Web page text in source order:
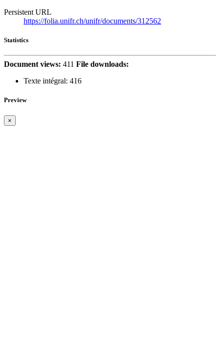
Persistent URL
https://folia.unifr.ch/unifr/documents/312562
Statistics
Document views: 411 File downloads:
Texte intégral: 416
Preview
×